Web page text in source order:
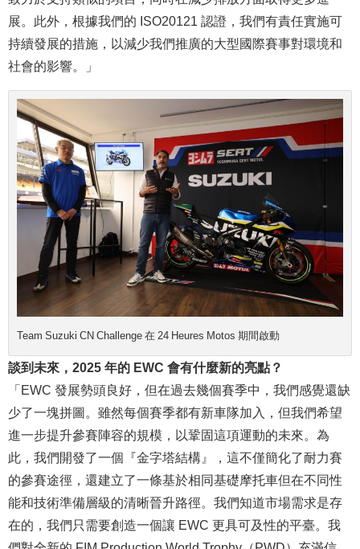
展。此外，根據我們的 ISO20121 認證，我們有責任實施可
持續發展的措施，以減少我們推廣的大型國際賽事對環境和
社會的影響。」
Team Suzuki CN Challenge 在 24 Heures Motos 期間啟動
談到未來，2025 年的 EWC 會有什麼新的亮點？
「EWC 發展勢頭良好，但在過去幾個賽季中，我們感覺還缺
少了一塊拼圖。雖然每個賽季都有新車隊加入，但我們希望
進一步提升參賽陣容的規模，以鞏固這項運動的未來。為
此，我們開發了一個『金字塔結構』，這不僅簡化了耐力賽
的參賽途徑，還建立了一條基於相同基礎摩托車但在不同性
能和技術準備層級的清晰晉升路徑。我們知道市場需求是存
在的，我們只需要創造一個讓 EWC 更具可及性的平臺。我